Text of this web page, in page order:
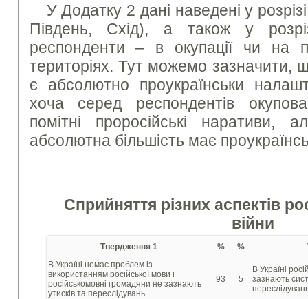
У Додатку 2 дані наведені у
Південь, Схід), а також у
респонденти – в окупації чи на
територіях. Тут можемо зазначити,
є абсолютно проукраїнськи
хоча серед респондентів
помітні проросійські наративи,
абсолютна більшість має
Сприйняття різних аспектів
війни
Твердження 1 % %
В Україні немає проблем із
використанням російської мови і
російськомовні громадяни не зазнають
утисків та переслідувань
93 5
В Україні
зазнають